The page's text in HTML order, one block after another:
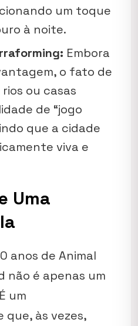
um toque
à noite.
Embora
o fato de
ou casas
de “jogo
que a cidade
viva e
Uma
anos de Animal
não é apenas um
um
às vezes,